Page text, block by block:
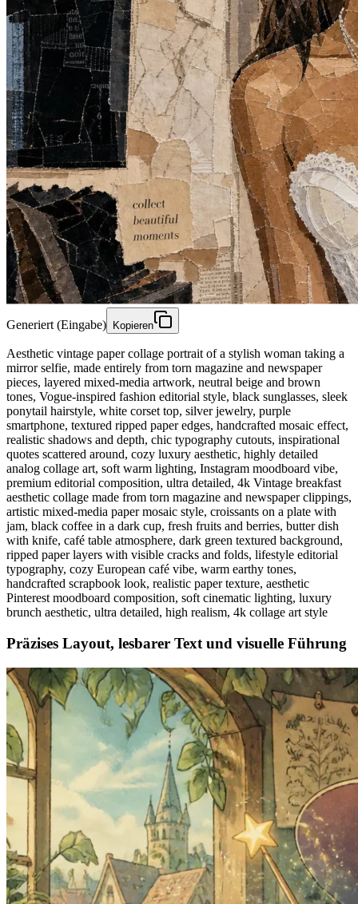
Generiert (Eingabe) Kopieren
Aesthetic vintage paper collage portrait of a stylish woman taking a
mirror selfie, made entirely from torn magazine and newspaper
pieces, layered mixed-media artwork, neutral beige and brown
tones, Vogue-inspired fashion editorial style, black sunglasses, sleek
ponytail hairstyle, white corset top, silver jewelry, purple
smartphone, textured ripped paper edges, handcrafted mosaic effect,
realistic shadows and depth, chic typography cutouts, inspirational
quotes scattered around, cozy luxury aesthetic, highly detailed
analog collage art, soft warm lighting, Instagram moodboard vibe,
premium editorial composition, ultra detailed, 4k Vintage breakfast
aesthetic collage made from torn magazine and newspaper clippings,
artistic mixed-media paper mosaic style, croissants on a plate with
jam, black coffee in a dark cup, fresh fruits and berries, butter dish
with knife, café table atmosphere, dark green textured background,
ripped paper layers with visible cracks and folds, lifestyle editorial
typography, cozy European café vibe, warm earthy tones,
handcrafted scrapbook look, realistic paper texture, aesthetic
Pinterest moodboard composition, soft cinematic lighting, luxury
brunch aesthetic, ultra detailed, high realism, 4k collage art style
Präzises Layout, lesbarer Text und visuelle Führung